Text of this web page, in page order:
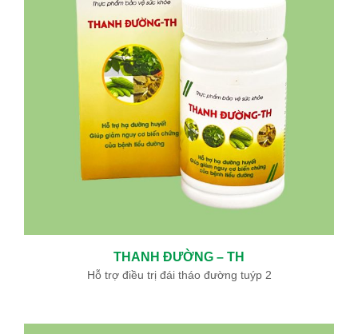
THANH ĐƯỜNG – TH
Hỗ trợ điều trị đái tháo đường tuýp 2